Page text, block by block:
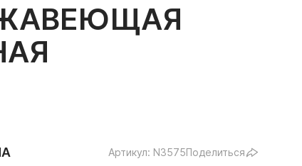
Артикул: N3575Поделиться